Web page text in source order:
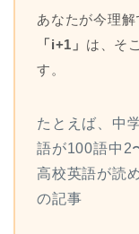
あなたが今理解
「i+1」 は、そ
す。
たとえば、中
語が100語中2
高校英語が読
の記事